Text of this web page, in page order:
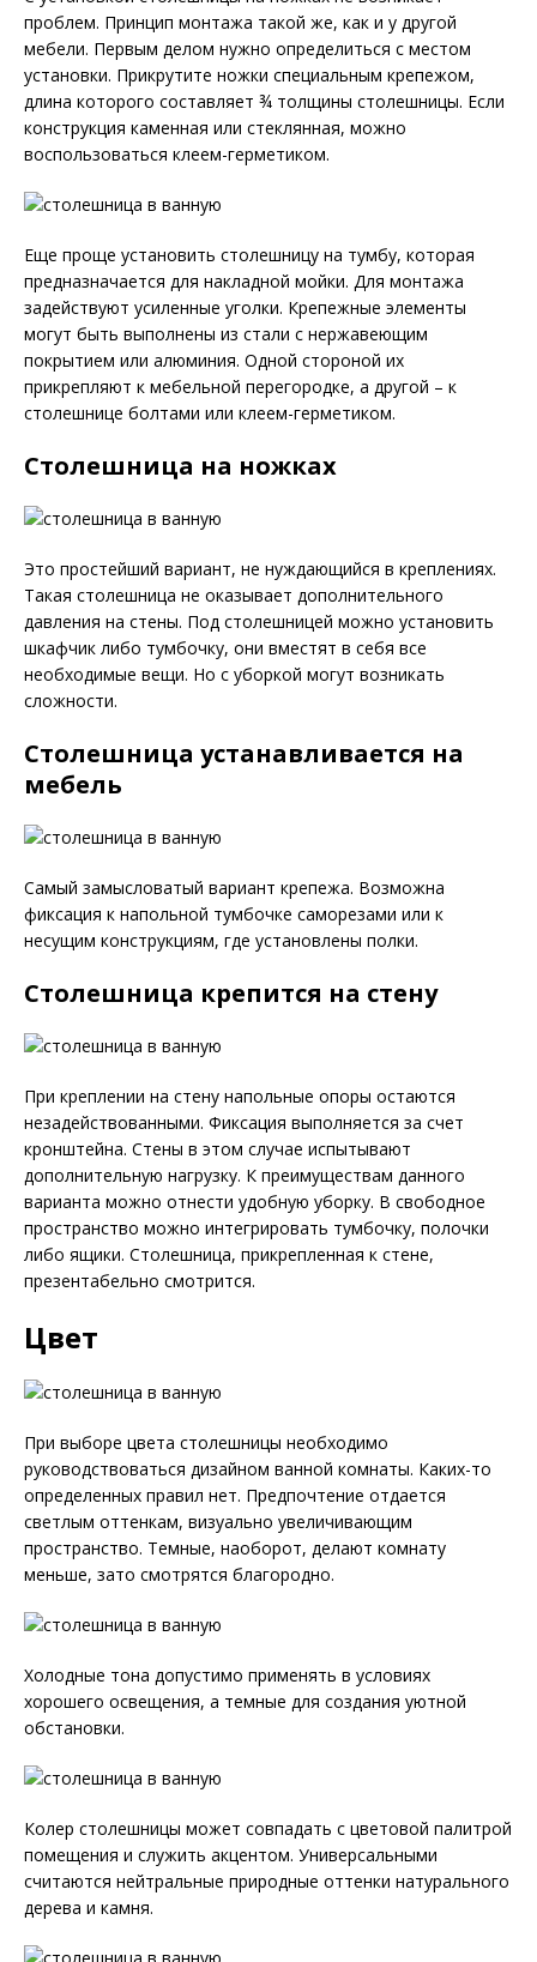
проблем. Принцип монтажа такой же, как и у другой
мебели. Первым делом нужно определиться с местом
установки. Прикрутите ножки специальным крепежом,
длина которого составляет ¾ толщины столешницы. Если
конструкция каменная или стеклянная, можно
воспользоваться клеем-герметиком.
Еще проще установить столешницу на тумбу, которая
предназначается для накладной мойки. Для монтажа
задействуют усиленные уголки. Крепежные элементы
могут быть выполнены из стали с нержавеющим
покрытием или алюминия. Одной стороной их
прикрепляют к мебельной перегородке, а другой – к
столешнице болтами или клеем-герметиком.
Столешница на ножках
Это простейший вариант, не нуждающийся в креплениях.
Такая столешница не оказывает дополнительного
давления на стены. Под столешницей можно установить
шкафчик либо тумбочку, они вместят в себя все
необходимые вещи. Но с уборкой могут возникать
сложности.
Столешница устанавливается на
мебель
Самый замысловатый вариант крепежа. Возможна
фиксация к напольной тумбочке саморезами или к
несущим конструкциям, где установлены полки.
Столешница крепится на стену
При креплении на стену напольные опоры остаются
незадействованными. Фиксация выполняется за счет
кронштейна. Стены в этом случае испытывают
дополнительную нагрузку. К преимуществам данного
варианта можно отнести удобную уборку. В свободное
пространство можно интегрировать тумбочку, полочки
либо ящики. Столешница, прикрепленная к стене,
презентабельно смотрится.
Цвет
При выборе цвета столешницы необходимо
руководствоваться дизайном ванной комнаты. Каких-то
определенных правил нет. Предпочтение отдается
светлым оттенкам, визуально увеличивающим
пространство. Темные, наоборот, делают комнату
меньше, зато смотрятся благородно.
Холодные тона допустимо применять в условиях
хорошего освещения, а темные для создания уютной
обстановки.
Колер столешницы может совпадать с цветовой палитрой
помещения и служить акцентом. Универсальными
считаются нейтральные природные оттенки натурального
дерева и камня.